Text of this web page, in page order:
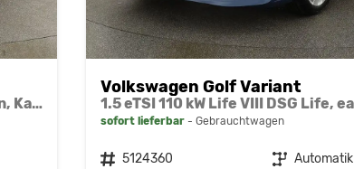
1.5 eTSI 110 kW Life VIII DSG Life, easyOpen, Kamera, LED, Side, Winter, 3 J.-Garantie
Volkswagen Golf Variant
sofort lieferbar Gebrauchtwagen
Fahrzeugnr. 5124360 Getriebe Automatik